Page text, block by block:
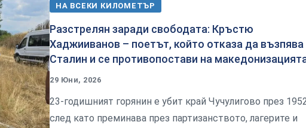
НА ВСЕКИ КИЛОМЕТЪР
Разстрелян заради свободата: Кръстю
Хаджииванов – поетът, който отказа да възпява
Сталин и се противопостави на
29 Юни, 2026
23-годишният горянин е убит край Чучулигово през
след като преминава през партизанството, лагерите и